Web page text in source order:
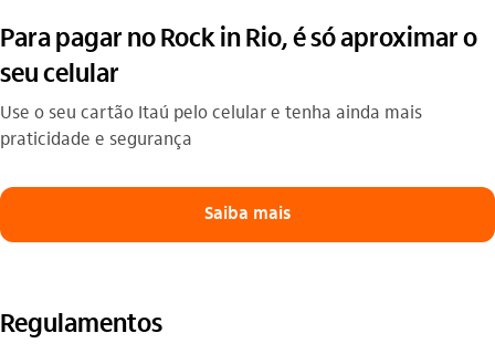
Para pagar no Rock in Rio, é só aproximar o
seu celular
Use o seu cartão Itaú pelo celular e tenha ainda mais
praticidade e segurança
Saiba mais
Regulamentos